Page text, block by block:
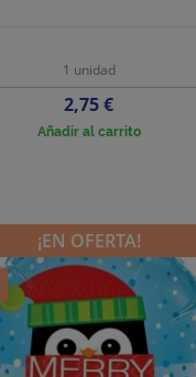
1 unidad
Precio
2,75 €
Añadir al carrito
¡EN OFERTA!